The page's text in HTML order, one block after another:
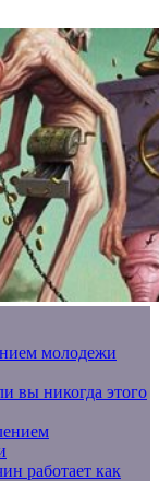
молодежи
вы никогда этого
работает как